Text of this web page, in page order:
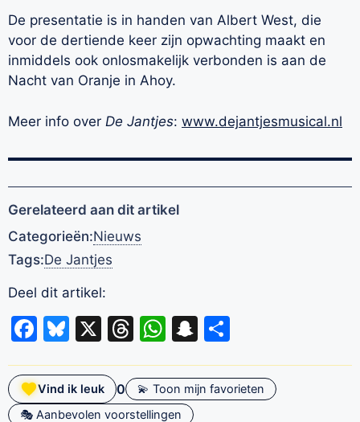
De presentatie is in handen van Albert West, die
voor de dertiende keer zijn opwachting maakt en
inmiddels ook onlosmakelijk verbonden is aan de
Nacht van Oranje in Ahoy.
Meer info over De Jantjes: www.dejantjesmusical.nl
Gerelateerd aan dit artikel
Categorieën:Nieuws
Tags:De Jantjes
Deel dit artikel:
Facebook
Bluesky
X Threads
WhatsApp
Snapchat
Vind ik leuk 0
💫 Toon mijn favorieten
🎭 Aanbevolen voorstellingen